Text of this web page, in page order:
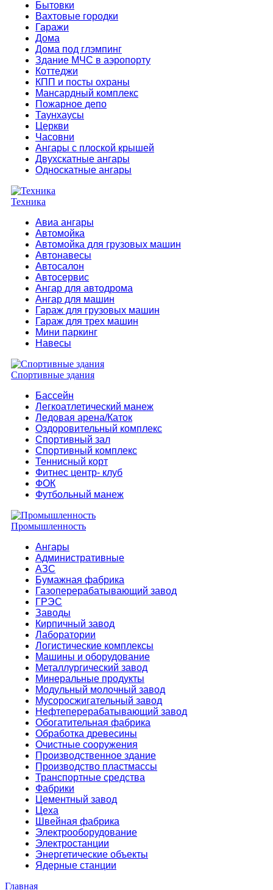
Бытовки
Вахтовые городки
Гаражи
Дома
Дома под глэмпинг
Здание МЧС в аэропорту
Коттеджи
КПП и посты охраны
Мансардный комплекс
Пожарное депо
Таунхаусы
Церкви
Часовни
Ангары с плоской крышей
Двухскатные ангары
Односкатные ангары
Техника
Авиа ангары
Автомойка
Автомойка для грузовых машин
Автонавесы
Автосалон
Автосервис
Ангар для автодрома
Ангар для машин
Гараж для грузовых машин
Гараж для трех машин
Мини паркинг
Навесы
Спортивные здания
Бассейн
Легкоатлетический манеж
Ледовая арена/Каток
Оздоровительный комплекс
Спортивный зал
Спортивный комплекс
Теннисный корт
Фитнес центр- клуб
ФОК
Футбольный манеж
Промышленность
Ангары
Административные
АЗС
Бумажная фабрика
Газоперерабатывающий завод
ГРЭС
Заводы
Кирпичный завод
Лаборатории
Логистические комплексы
Машины и оборудование
Металлургический завод
Минеральные продукты
Модульный молочный завод
Мусоросжигательный завод
Нефтеперерабатывающий завод
Обогатительная фабрика
Обработка древесины
Очистные сооружения
Производственное здание
Производство пластмассы
Транспортные средства
Фабрики
Цементный завод
Цеха
Швейная фабрика
Электрооборудование
Электростанции
Энергетические объекты
Ядерные станции
Главная